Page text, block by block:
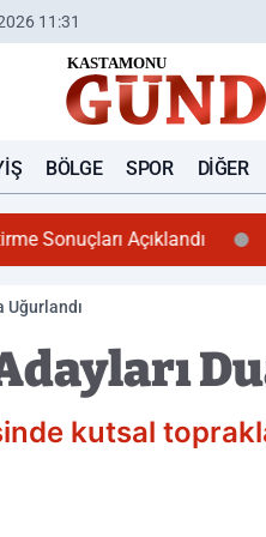
11:31
BÖLGE SPOR DIĞER
Sonuçları Açıklandı
Uğurlandı
kutsal